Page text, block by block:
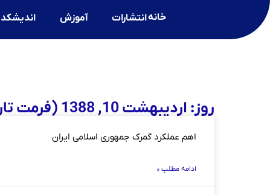
خانهانتشارات آموزش
روز: اردیبهشت 10, 1388 (فرمت تاریخ آرشیو روزانه)
اهم عملکرد گمرک جمهوری اسلامی ایران
ادامه مطلب »